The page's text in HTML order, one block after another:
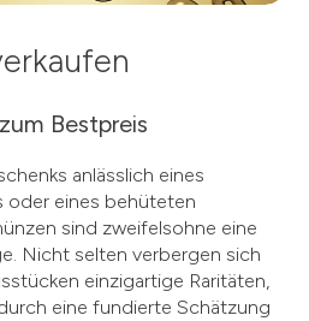
Bestpreis
anlässlich eines
oder eines behüteten
sind zweifelsohne eine
Nicht selten verbergen sich
einzigartige Raritäten,
eine fundierte Schätzung